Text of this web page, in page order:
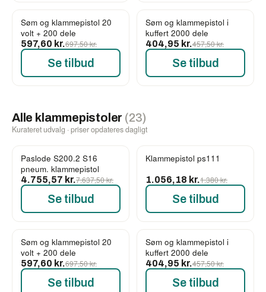
-14%
Søm og klammepistol 20
volt + 200 dele
597,60 kr.697,50 kr.
Se tilbud
-11%
Søm og klammepistol i
kuffert 2000 dele
404,95 kr.457,50 kr.
Se tilbud
Alle klammepistoler (23)
Kurateret udvalg · priser opdateres dagligt
-38%
Paslode S200.2 S16
pneum. klammepistol
4.755,57 kr.7.637,50 kr.
Se tilbud
-23%
Klammepistol ps111
1.056,18 kr.1.380 kr.
Se tilbud
-14%
Søm og klammepistol 20
volt + 200 dele
597,60 kr.697,50 kr.
Se tilbud
-11%
Søm og klammepistol i
kuffert 2000 dele
404,95 kr.457,50 kr.
Se tilbud